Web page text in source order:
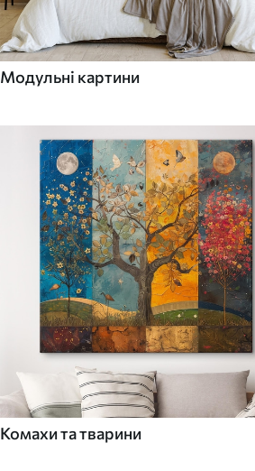
Модульні картини
Комахи та тварини